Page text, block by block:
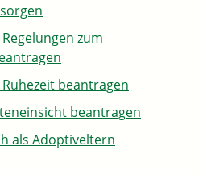
zum
beantragen
beantragen
als Adoptiveltern